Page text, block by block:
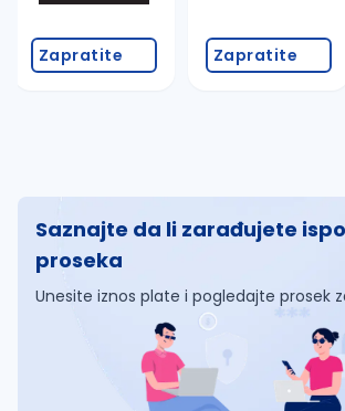
Zapratite Zapratite
Saznajte da li zarađujete
proseka
Unesite iznos plate i pogledajte prosek